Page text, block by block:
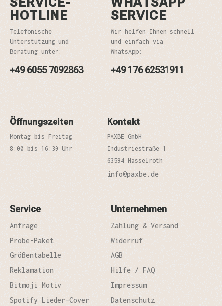
HOTLINE
Telefonische
Unterstützung und
Beratung unter:
+49 6055 7092863
SERVICE
Wir helfen Ihnen schnell
und einfach via
WhatsApp:
+49 176 62531911
Öffnungszeiten
Montag bis Freitag
8:00 bis 16:30 Uhr
Kontakt
PAXBE GmbH
Industriestraße 1
63594 Hasselroth
info@paxbe.de
Service
Anfrage
Probe-Paket
Größentabelle
Reklamation
Bitmoji Motiv
Spotify Lieder-Cover
Unternehmen
Zahlung & Versand
Widerruf
AGB
Hilfe / FAQ
Impressum
Datenschutz